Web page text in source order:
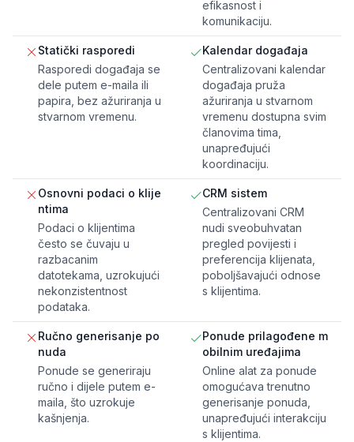
efikasnost i
komunikaciju.
Statički rasporedi
Rasporedi događaja se
dele putem e-maila ili
papira, bez ažuriranja u
stvarnom vremenu.
Kalendar događaja
Centralizovani kalendar
događaja pruža
ažuriranja u stvarnom
vremenu dostupna svim
članovima tima,
unapređujući
koordinaciju.
Osnovni podaci o klije
ntima
Podaci o klijentima
često se čuvaju u
razbacanim
datotekama, uzrokujući
nekonzistentnost
podataka.
CRM sistem
Centralizovani CRM
nudi sveobuhvatan
pregled povijesti i
preferencija klijenata,
poboljšavajući odnose
s klijentima.
Ručno generisanje po
nuda
Ponude se generiraju
ručno i dijele putem e-
maila, što uzrokuje
kašnjenja.
Ponude prilagođene m
obilnim uređajima
Online alat za ponude
omogućava trenutno
generisanje ponuda,
unapređujući interakciju
s klijentima.